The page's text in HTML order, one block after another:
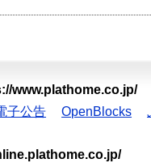
www.plathome.co.jp/
子公告 OpenBlocks